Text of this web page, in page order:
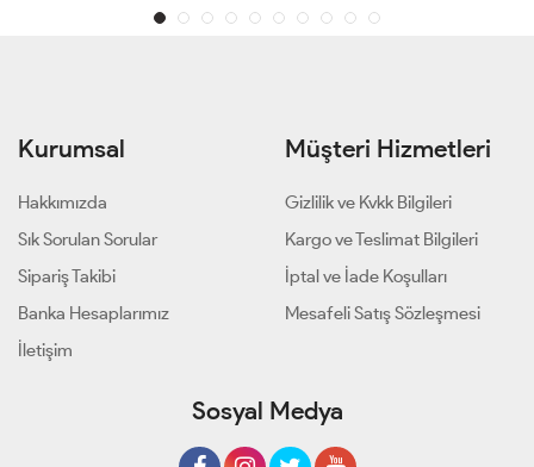
Kurumsal
Hakkımızda
Sık Sorulan Sorular
Sipariş Takibi
Banka Hesaplarımız
İletişim
Müşteri Hizmetleri
Gizlilik ve Kvkk Bilgileri
Kargo ve Teslimat Bilgileri
İptal ve İade Koşulları
Mesafeli Satış Sözleşmesi
Sosyal Medya